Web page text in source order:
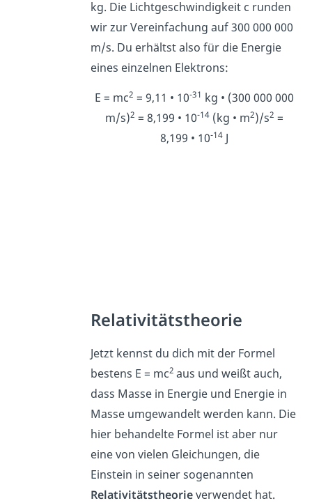
kg. Die Lichtgeschwindigkeit c runden
wir zur Vereinfachung auf 300 000 000
m/s. Du erhältst also für die Energie
eines einzelnen Elektrons:
E = mc2 = 9,11 • 10-31 kg • (300 000 000
m/s)2 = 8,199 • 10-14 (kg • m2)/s2 =
8,199 • 10-14 J
Relativitätstheorie
Jetzt kennst du dich mit der Formel
bestens E = mc2 aus und weißt auch,
dass Masse in Energie und Energie in
Masse umgewandelt werden kann. Die
hier behandelte Formel ist aber nur
eine von vielen Gleichungen, die
Einstein in seiner sogenannten
Relativitätstheorieverwendet hat.